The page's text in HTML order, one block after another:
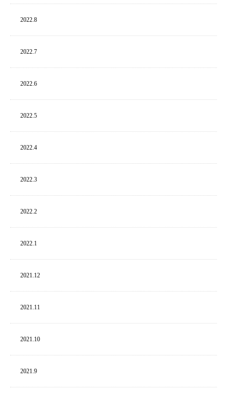
2022. 8
2022. 7
2022. 6
2022. 5
2022. 4
2022. 3
2022. 2
2022. 1
2021. 12
2021. 11
2021. 10
2021. 9